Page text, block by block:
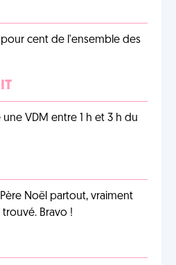
pour cent de l'ensemble des
VDM entre 1 h et 3 h du
Noël partout, vraiment
Bravo !